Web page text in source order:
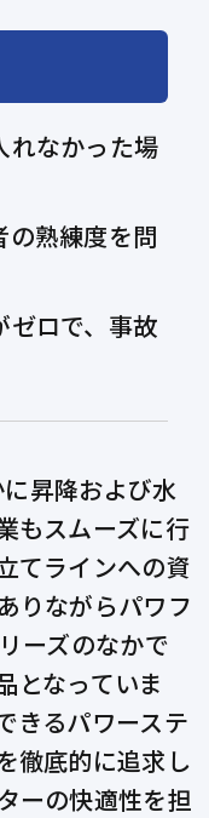
れなかった場
の熟練度を問
ゼロで、事故
昇降および水
もスムーズに行
てラインへの資
りながらパワフ
ーズのなかで
となっていま
きるパワーステ
徹底的に追求し
ーの快適性を担